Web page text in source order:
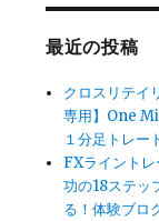
最近の投稿
クロスリテイ
専用】One
１分足トレー
FXライント
功の18ステッ
る！体験ブロ